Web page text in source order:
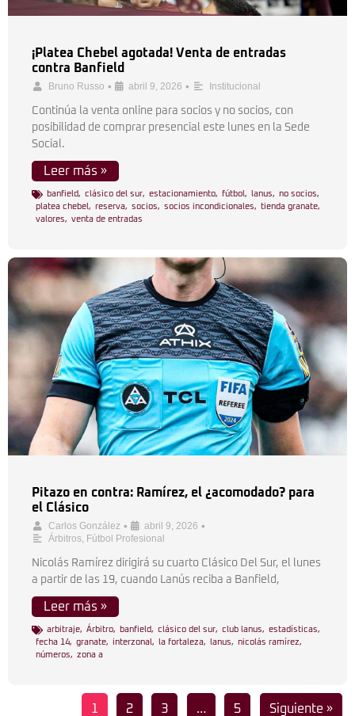
¡Platea Chebel agotada! Venta de entradas
contra Banfield
Bruno Russo • abril 9, 2026 • Institucional
Continúa la venta online para socios y no socios, con
posibilidad de comprar presencial este lunes en la Sede
Social.
Leer más »
banfield, clásico del sur, estacionamiento, fútbol , lanus, no socios,
platea chebel , reserva, socios, socios incondicionales, tienda granate,
valores, venta de entradas
Pitazo en contra: Ramírez, el ¿acomodado? para
el Clásico
Carlos González • abril 9, 2026 •
Árbitros, Fútbol Profesional
Nicolás Ramírez dirigirá su cuarto Clásico Del Sur, el lunes
a partir de las 19, cuando Lanús reciba a Banfield,
Leer más »
arbitraje, Árbitro, banfield, clásico del sur, club lanus, estadísticas,
fecha 14, granate, interzonal , la fortaleza, lanus, nicolás ramírez,
números, zona a
1 2 3 … 5 Siguiente »